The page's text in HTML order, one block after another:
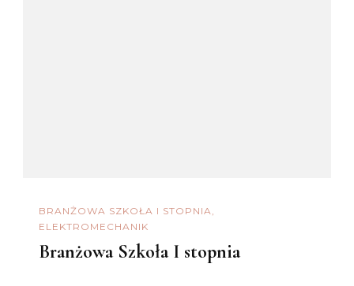
BRANŻOWA SZKOŁA I STOPNIA
ELEKTROMECHANIK
Branżowa Szkoła I stopnia